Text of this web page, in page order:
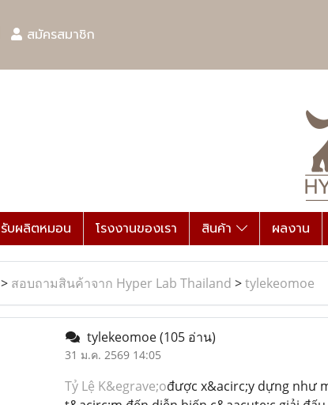
สมัครสมาชิก
รับผลิตหมอน โรงงานของเรา สินค้า ผลงาน
> สอบถามสินค้าจาก Hyper Lab Thailand >tylekeomoe
tylekeomoe(105 อ่าน)
31 ม.ค. 2569 14:05
Tỷ Lệ K&egrave;ođược x&acirc;y dựng như